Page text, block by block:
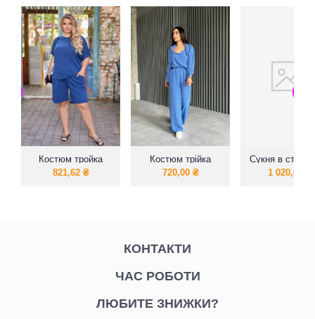
Костюм тройка
(футболка+шорты+лосины)
821,62 ₴
Костюм трійка
майка рубашка
720,00 ₴
Сукня в стилі
1 020,00
КОНТАКТИ
ЧАС РОБОТИ
ЛЮБИТЕ ЗНИЖКИ?